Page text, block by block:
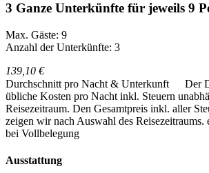
3 Ganze Unterkünfte für jeweils 9
Max. Gäste: 9
Anzahl der Unterkünfte: 3
139,10 €
Durchschnitt pro Nacht & Unterkunft
Der
übliche Kosten pro Nacht inkl. Steuern
Reisezeitraum. Den Gesamtpreis inkl. aller
zeigen wir nach Auswahl des Reisezeitraums.
bei Vollbelegung
Ausstattung